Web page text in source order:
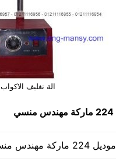
الة تغليف الاكواب
موديل 224 ماركة مهندس منسي